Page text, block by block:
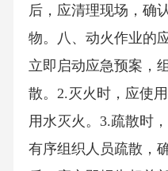
后，应清理现场，确
物。八、动火作业的
立即启动应急预案，
散。2.灭火时，应使
用水灭火。3.疏散时
有序组织人员疏散，